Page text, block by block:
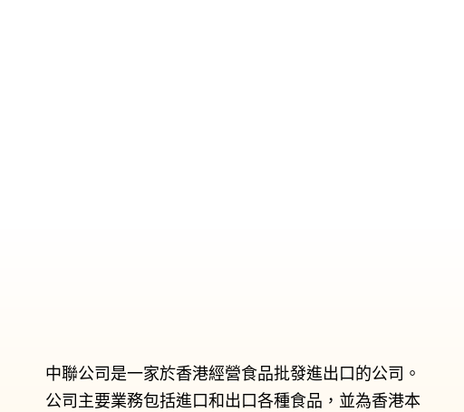
中聯公司是一家於香港經營食品批發進出口的公司。
公司主要業務包括進口和出口各種食品，並為香港本